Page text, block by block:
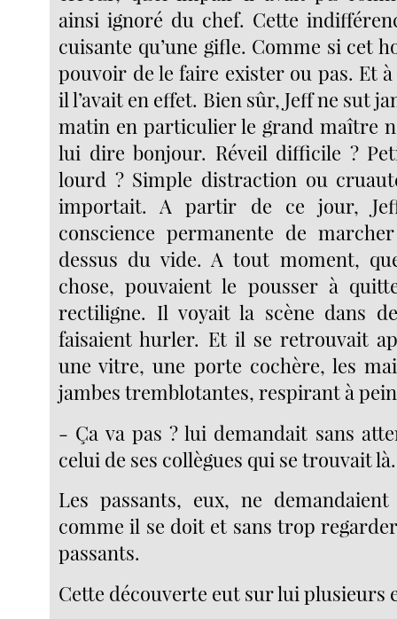
ainsi ignoré du chef. Cette
cuisante qu’une gifle. Comme si cet
pouvoir de le faire exister ou pas. Et
il l’avait en effet. Bien sûr, Jeff ne sut
matin en particulier le grand maître
lui dire bonjour. Réveil difficile ?
lourd ? Simple distraction ou
importait. A partir de ce jour,
conscience permanente de
dessus du vide. A tout moment,
chose, pouvaient le pousser à
rectiligne. Il voyait la scène dans
faisaient hurler. Et il se retrouvait
une vitre, une porte cochère, les
jambes tremblotantes, respirant à
- Ça va pas ? lui demandait sans
celui de ses collègues qui se trouvait là.
Les passants, eux, ne
comme il se doit et sans trop
passants.
Cette découverte eut sur lui plusieurs